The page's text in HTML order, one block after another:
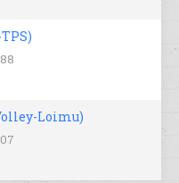
Loimu)